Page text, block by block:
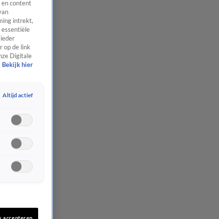
en content
intrekt,
op de link
Digitale
Bekijk hier
Altijd actief